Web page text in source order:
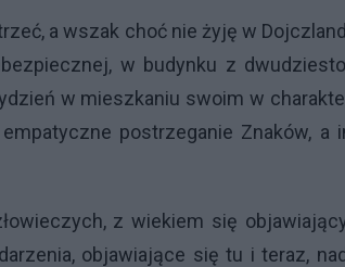
a wszak choć nie żyję w
w budynku z
w mieszkaniu swoim w
postrzeganie Znaków, a
z wiekiem się
objawiające się tu i teraz,